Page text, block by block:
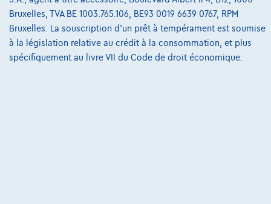
Comparer
Voir le véhicule
Bruxelles, TVA BE 1003.765.106, BE93 0019 6639 0767, RPM
Bruxelles. La souscription d'un prêt à tempérament est soumise
à la législation relative au crédit à la consommation, et plus
spécifiquement au livre VII du Code de droit économique.